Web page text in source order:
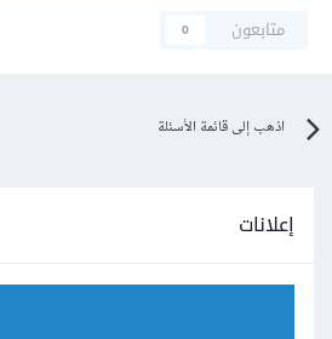
متابعون
0
اذهب إلى قائمة الأسئلة
إعلانات